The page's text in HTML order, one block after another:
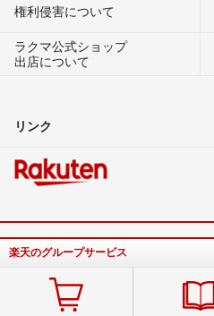
権利侵害について
ラクマ公式ショップ
出店について
リンク
楽天のグループサービス